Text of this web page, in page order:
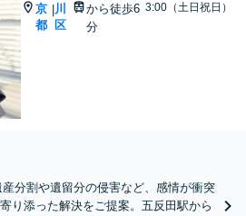
京
都
|川
区
から徒歩6
分
3:00（土日祝日）
産分割や遺留分の侵害など、感情が衝突
り添った解決をご提案。五反田駅から